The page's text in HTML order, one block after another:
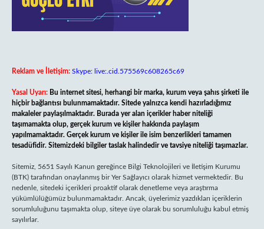
Reklam ve İletişim: Skype: live:.cid.575569c608265c69
Yasal Uyarı: Bu internet sitesi, herhangi bir marka, kurum veya şahıs şirketi ile
hiçbir bağlantısı bulunmamaktadır. Sitede yalnızca kendi hazırladığımız
makaleler paylaşılmaktadır. Burada yer alan içerikler haber niteliği
taşımamakta olup, gerçek kurum ve kişiler hakkında paylaşım
yapılmamaktadır. Gerçek kurum ve kişiler ile isim benzerlikleri tamamen
tesadüfidir. Sitemizdeki bilgiler taslak halindedir ve tavsiye niteliği taşımazlar.
Sitemiz, 5651 Sayılı Kanun gereğince Bilgi Teknolojileri ve İletişim Kurumu
(BTK) tarafından onaylanmış bir Yer Sağlayıcı olarak hizmet vermektedir. Bu
nedenle, sitedeki içerikleri proaktif olarak denetleme veya araştırma
yükümlülüğümüz bulunmamaktadır. Ancak, üyelerimiz yazdıkları içeriklerin
sorumluluğunu taşımakta olup, siteye üye olarak bu sorumluluğu kabul etmiş
sayılırlar.